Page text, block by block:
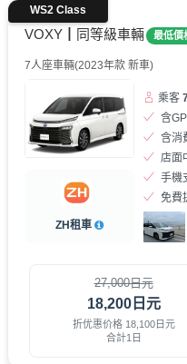
VOXY┃同等級車輛 最低價
WS2 Class
7人座車輛(2023年款 新車)
ZH租車
乘客
含
含消
店面
手機
免費
27,000日元
18,200日元
折优惠价格 18,100日元
合計1日